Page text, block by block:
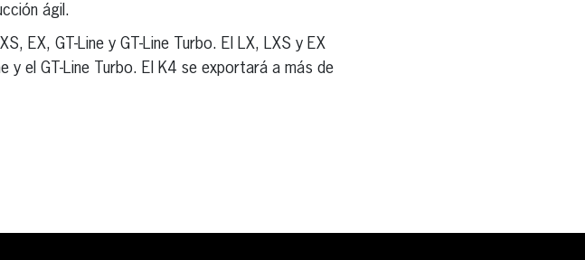
ágil.
EX, GT-Line y GT-Line Turbo. El LX, LXS y EX
y el GT-Line Turbo. El K4 se exportará a más de